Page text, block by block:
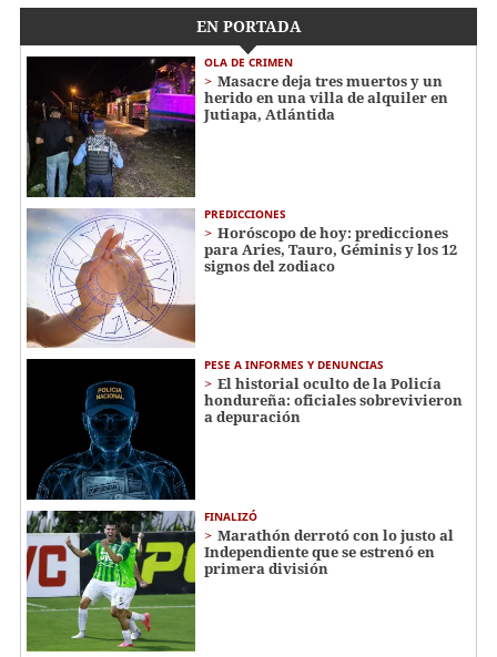
EN PORTADA
OLA DE CRIMEN
Masacre deja tres muertos y un
herido en una villa de alquiler en
Jutiapa, Atlántida
PREDICCIONES
Horóscopo de hoy: predicciones
para Aries, Tauro, Géminis y los 12
signos del zodiaco
PESE A INFORMES Y DENUNCIAS
El historial oculto de la Policía
hondureña: oficiales sobrevivieron
a depuración
FINALIZÓ
Marathón derrotó con lo justo al
Independiente que se estrenó en
primera división